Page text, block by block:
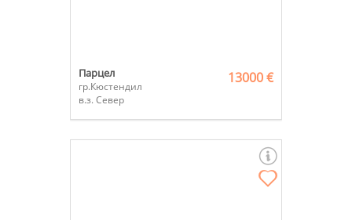
Парцел
гр.Кюстендил
в.з. Север
13000 €